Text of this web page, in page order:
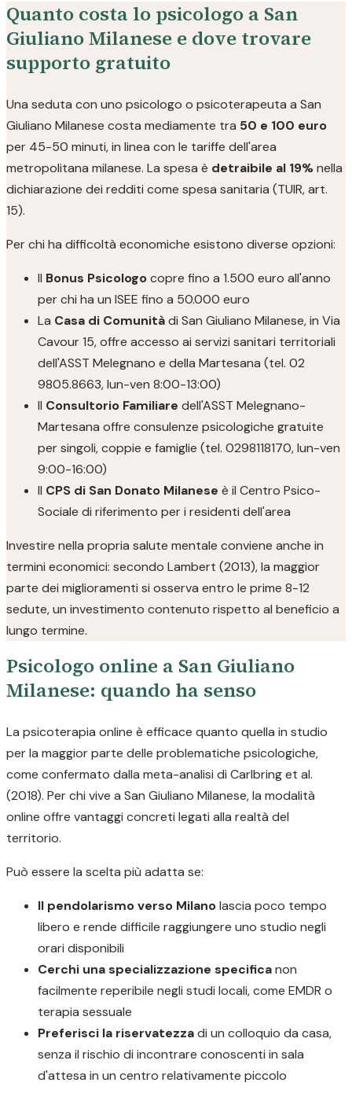
Quanto costa lo psicologo a San
Giuliano Milanese e dove trovare
supporto gratuito
Una seduta con uno psicologo o psicoterapeuta a San
Giuliano Milanese costa mediamente tra 50 e 100 euro
per 45-50 minuti, in linea con le tariffe dell'area
metropolitana milanese. La spesa è detraibile al 19%nella
dichiarazione dei redditi come spesa sanitaria (TUIR, art.
15).
Per chi ha difficoltà economiche esistono diverse opzioni:
Il Bonus Psicologocopre fino a 1.500 euro all'anno
per chi ha un ISEE fino a 50.000 euro
La Casa di Comunitàdi San Giuliano Milanese, in Via
Cavour 15, offre accesso ai servizi sanitari territoriali
dell'ASST Melegnano e della Martesana (tel. 02
9805.8663, lun-ven 8:00-13:00)
Il Consultorio Familiare dell'ASST Melegnano-
Martesana offre consulenze psicologiche gratuite
per singoli, coppie e famiglie (tel. 0298118170, lun-ven
9:00-16:00)
Il CPS di San Donato Milanese è il Centro Psico-
Sociale di riferimento per i residenti dell'area
Investire nella propria salute mentale conviene anche in
termini economici: secondo Lambert (2013), la maggior
parte dei miglioramenti si osserva entro le prime 8-12
sedute, un investimento contenuto rispetto al beneficio a
lungo termine.
Psicologo online a San Giuliano
Milanese: quando ha senso
La psicoterapia online è efficace quanto quella in studio
per la maggior parte delle problematiche psicologiche,
come confermato dalla meta-analisi di Carlbring et al.
(2018). Per chi vive a San Giuliano Milanese, la modalità
online offre vantaggi concreti legati alla realtà del
territorio.
Può essere la scelta più adatta se:
Il pendolarismo verso Milanolascia poco tempo
libero e rende difficile raggiungere uno studio negli
orari disponibili
Cerchi una specializzazione specificanon
facilmente reperibile negli studi locali, come EMDR o
terapia sessuale
Preferisci la riservatezzadi un colloquio da casa,
senza il rischio di incontrare conoscenti in sala
d'attesa in un centro relativamente piccolo